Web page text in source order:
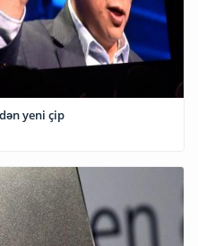
yeni çip